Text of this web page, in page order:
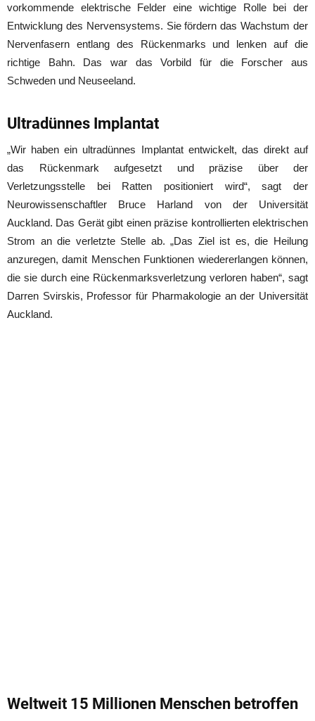
vorkommende elektrische Felder eine wichtige Rolle bei der
Entwicklung des Nervensystems. Sie fördern das Wachstum der
Nervenfasern entlang des Rückenmarks und lenken auf die
richtige Bahn. Das war das Vorbild für die Forscher aus
Schweden und Neuseeland.
Ultradünnes Implantat
„Wir haben ein ultradünnes Implantat entwickelt, das direkt auf
das Rückenmark aufgesetzt und präzise über der
Verletzungsstelle bei Ratten positioniert wird“, sagt der
Neurowissenschaftler Bruce Harland von der Universität
Auckland. Das Gerät gibt einen präzise kontrollierten elektrischen
Strom an die verletzte Stelle ab. „Das Ziel ist es, die Heilung
anzuregen, damit Menschen Funktionen wiedererlangen können,
die sie durch eine Rückenmarksverletzung verloren haben“, sagt
Darren Svirskis, Professor für Pharmakologie an der Universität
Auckland.
Weltweit 15 Millionen Menschen betroffen